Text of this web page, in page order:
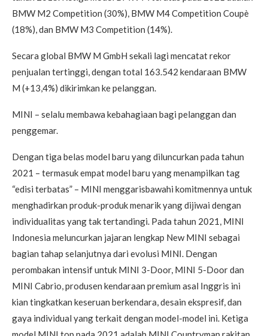
BMW M2 Competition (30%), BMW M4 Competition Coupè
(18%), dan BMW M3 Competition (14%).
Secara global BMW M GmbH sekali lagi mencatat rekor
penjualan tertinggi, dengan total 163.542 kendaraan BMW
M (+13,4%) dikirimkan ke pelanggan.
MINI – selalu membawa kebahagiaan bagi pelanggan dan
penggemar.
Dengan tiga belas model baru yang diluncurkan pada tahun
2021 – termasuk empat model baru yang menampilkan tag
“edisi terbatas” – MINI menggarisbawahi komitmennya untuk
menghadirkan produk-produk menarik yang dijiwai dengan
individualitas yang tak tertandingi. Pada tahun 2021, MINI
Indonesia meluncurkan jajaran lengkap New MINI sebagai
bagian tahap selanjutnya dari evolusi MINI. Dengan
perombakan intensif untuk MINI 3-Door, MINI 5-Door dan
MINI Cabrio, produsen kendaraan premium asal Inggris ini
kian tingkatkan keseruan berkendara, desain ekspresif, dan
gaya individual yang terkait dengan model-model ini. Ketiga